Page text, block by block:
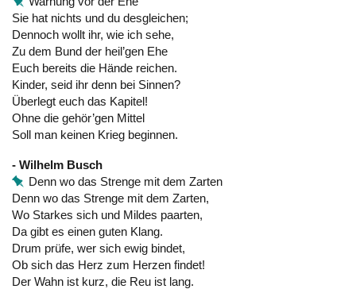
Sie hat nichts und du desgleichen;
Dennoch wollt ihr, wie ich sehe,
Zu dem Bund der heil’gen Ehe
Euch bereits die Hände reichen.
Kinder, seid ihr denn bei Sinnen?
Überlegt euch das Kapitel!
Ohne die gehör’gen Mittel
Soll man keinen Krieg beginnen.
- Wilhelm Busch
Denn wo das Strenge mit dem Zarten
Denn wo das Strenge mit dem Zarten,
Wo Starkes sich und Mildes paarten,
Da gibt es einen guten Klang.
Drum prüfe, wer sich ewig bindet,
Ob sich das Herz zum Herzen findet!
Der Wahn ist kurz, die Reu ist lang.